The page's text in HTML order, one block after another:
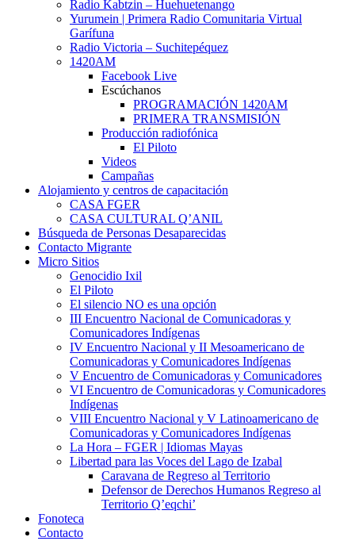
Radio Kabtzin – Huehuetenango
Yurumein | Primera Radio Comunitaria Virtual
Garífuna
Radio Victoria – Suchitepéquez
1420AM
Facebook Live
Escúchanos
PROGRAMACIÓN 1420AM
PRIMERA TRANSMISIÓN
Producción radiofónica
El Piloto
Videos
Campañas
Alojamiento y centros de capacitación
CASA FGER
CASA CULTURAL Q’ANIL
Búsqueda de Personas Desaparecidas
Contacto Migrante
Micro Sitios
Genocidio Ixil
El Piloto
El silencio NO es una opción
III Encuentro Nacional de Comunicadoras y
Comunicadores Indígenas
IV Encuentro Nacional y II Mesoamericano de
Comunicadoras y Comunicadores Indígenas
V Encuentro de Comunicadoras y Comunicadores
VI Encuentro de Comunicadoras y Comunicadores
Indígenas
VIII Encuentro Nacional y V Latinoamericano de
Comunicadoras y Comunicadores Indígenas
La Hora – FGER | Idiomas Mayas
Libertad para las Voces del Lago de Izabal
Caravana de Regreso al Territorio
Defensor de Derechos Humanos Regreso al
Territorio Q’eqchi’
Fonoteca
Contacto